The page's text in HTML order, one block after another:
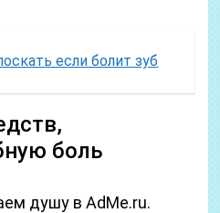
если болит зуб
боль
душу в AdMe.ru.